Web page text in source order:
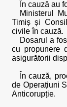
În cauză au
Ministerul
Timiș și
civile în cauză.
Dosarul a
cu propunere
asigurătorii
În cauză,
de Operațiuni
Anticorupție.